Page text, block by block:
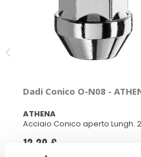
Dadi Conico O-N08 -
ATHENA
Acciaio Conico aperto Lungh.
12,20 €